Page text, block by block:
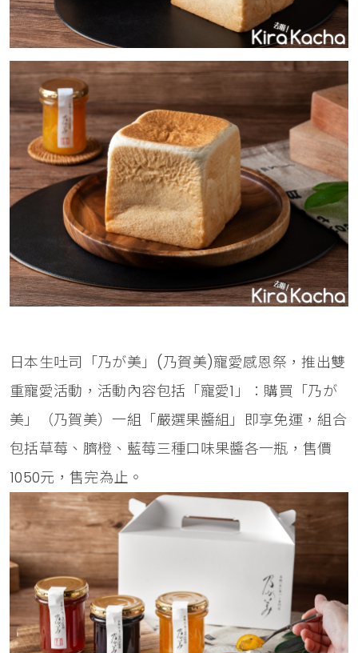
日本生吐司「乃が美」(乃賀美)寵愛感恩祭，推出雙
重寵愛活動，活動內容包括「寵愛1」：購買「乃が
美」（乃賀美）一組「嚴選果醬組」即享免運，組合
包括草莓、臍橙、藍莓三種口味果醬各一瓶，售價
1050元，售完為止。